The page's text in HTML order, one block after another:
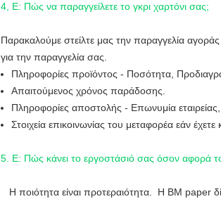
4, Ε: Πώς να παραγγείλετε το γκρι χαρτόνι σας;
Παρακαλούμε στείλτε μας την παραγγελία
για την παραγγελία σας.
Πληροφορίες προϊόντος - Ποσότητα,
Απαιτούμενος χρόνος παράδοσης.
Πληροφορίες αποστολής - Επωνυμία
Στοιχεία επικοινωνίας του μεταφορέα εάν
5. Ε: Πώς κάνει το εργοστάσιό σας όσον αφορά
Η ποιότητα είναι προτεραιότητα. Η BM paper